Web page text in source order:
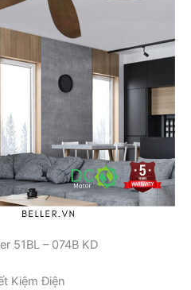
51BL – 074B KD
Kiệm Điện